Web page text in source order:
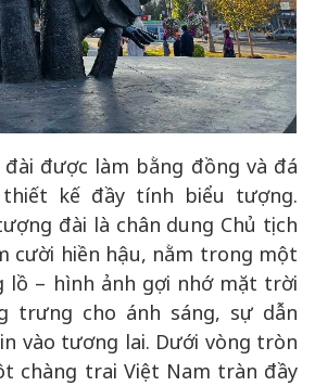
được làm bằng đồng và đá
kế đầy tính biểu tượng.
đài là chân dung Chủ tịch
cười hiền hậu, nằm trong một
lồ – hình ảnh gợi nhớ mặt trời
trưng cho ánh sáng, sự dẫn
vào tương lai. Dưới vòng tròn
chàng trai Việt Nam tràn đầy